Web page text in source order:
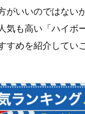
がいいのではない
気も高い「ハイボ
すめを紹介してい